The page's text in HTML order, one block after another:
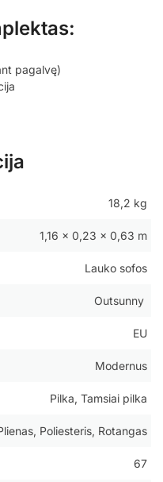
pagalvę)
18,2 kg
1,16 × 0,23 × 0,63 m
Lauko sofos
Outsunny
EU
Modernus
Pilka, Tamsiai pilka
Poliesteris, Rotangas
67